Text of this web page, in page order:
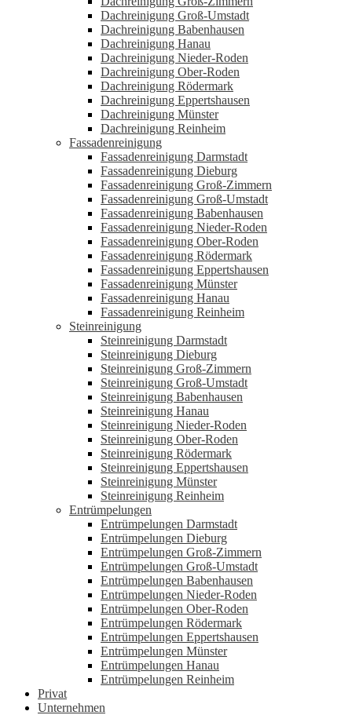
Dachreinigung Groß-Umstadt
Dachreinigung Babenhausen
Dachreinigung Hanau
Dachreinigung Nieder-Roden
Dachreinigung Ober-Roden
Dachreinigung Rödermark
Dachreinigung Eppertshausen
Dachreinigung Münster
Dachreinigung Reinheim
Fassadenreinigung
Fassadenreinigung Darmstadt
Fassadenreinigung Dieburg
Fassadenreinigung Groß-Zimmern
Fassadenreinigung Groß-Umstadt
Fassadenreinigung Babenhausen
Fassadenreinigung Nieder-Roden
Fassadenreinigung Ober-Roden
Fassadenreinigung Rödermark
Fassadenreinigung Eppertshausen
Fassadenreinigung Münster
Fassadenreinigung Hanau
Fassadenreinigung Reinheim
Steinreinigung
Steinreinigung Darmstadt
Steinreinigung Dieburg
Steinreinigung Groß-Zimmern
Steinreinigung Groß-Umstadt
Steinreinigung Babenhausen
Steinreinigung Hanau
Steinreinigung Nieder-Roden
Steinreinigung Ober-Roden
Steinreinigung Rödermark
Steinreinigung Eppertshausen
Steinreinigung Münster
Steinreinigung Reinheim
Entrümpelungen
Entrümpelungen Darmstadt
Entrümpelungen Dieburg
Entrümpelungen Groß-Zimmern
Entrümpelungen Groß-Umstadt
Entrümpelungen Babenhausen
Entrümpelungen Nieder-Roden
Entrümpelungen Ober-Roden
Entrümpelungen Rödermark
Entrümpelungen Eppertshausen
Entrümpelungen Münster
Entrümpelungen Hanau
Entrümpelungen Reinheim
Privat
Unternehmen